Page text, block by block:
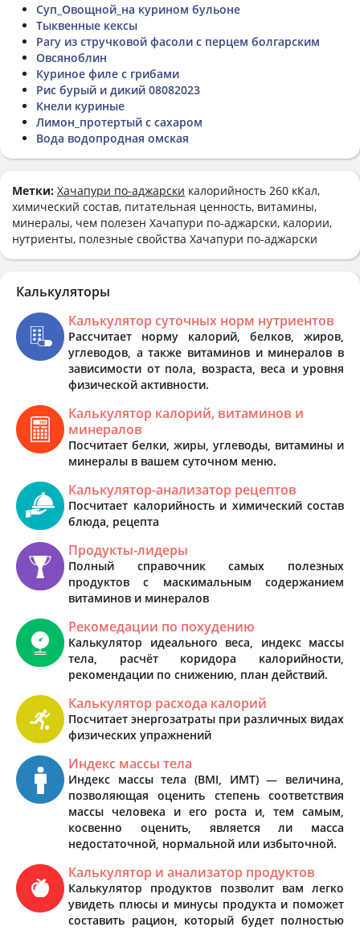
Суп_Овощной_на курином бульоне
Тыквенные кексы
Рагу из стручковой фасоли с перцем болгарским
Овсяноблин
Куриное филе с грибами
Рис бурый и дикий 08082023
Кнели куриные
Лимон_протертый с сахаром
Вода водопродная омская
Метки: Хачапури по-аджарски калорийность 260 кКал,
химический состав, питательная ценность, витамины,
минералы, чем полезен Хачапури по-аджарски, калории,
нутриенты, полезные свойства Хачапури по-аджарски
Калькуляторы
Калькулятор суточных норм нутриентов
Рассчитает норму калорий, белков, жиров,
углеводов, а также витаминов и минералов в
зависимости от пола, возраста, веса и уровня
физической активности.
Калькулятор калорий, витаминов и
минералов
Посчитает белки, жиры, углеводы, витамины и
минералы в вашем суточном меню.
Калькулятор-анализатор рецептов
Посчитает калорийность и химический состав
блюда, рецепта
Продукты-лидеры
Полный справочник самых полезных
продуктов с маскимальным содержанием
витаминов и минералов
Рекомедации по похудению
Калькулятор идеального веса, индекс массы
тела, расчёт коридора калорийности,
рекомендации по снижению, план действий.
Калькулятор расхода калорий
Посчитает энергозатраты при различных видах
физических упражнений
Индекс массы тела
Индекс массы тела (BMI, ИМТ) — величина,
позволяющая оценить степень соответствия
массы человека и его роста и, тем самым,
косвенно оценить, является ли масса
недостаточной, нормальной или избыточной.
Калькулятор и анализатор продуктов
Калькулятор продуктов позволит вам легко
увидеть плюсы и минусы продукта и поможет
составить рацион, который будет полностью